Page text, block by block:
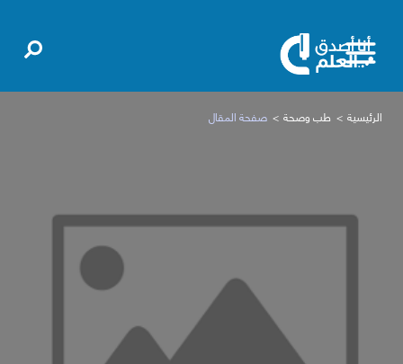
الرئيسية طب وصحة صفحة المقال